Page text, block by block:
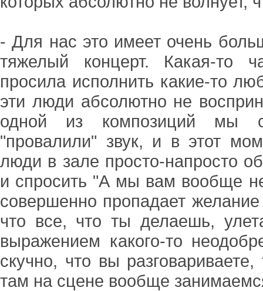
- Для нас это имеет очень
тяжелый концерт. Какая-то
просила исполнить какие-то
эти люди абсолютно не
одной из композиций мы
"провалили" звук, и в этот
люди в зале просто-напросто
и спросить "А мы вам вообще
совершенно пропадает
что все, что ты делаешь,
выражением какого-то
скучно, что вы
там на сцене вообще